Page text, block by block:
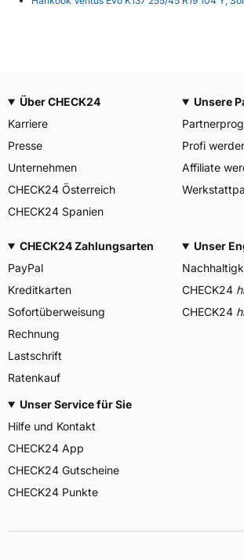
Über CHECK24
Karriere
Presse
Unternehmen
CHECK24 Österreich
CHECK24 Spanien
Unsere
Profi
Affiliate
CHECK24 Zahlungsarten
PayPal
Kreditkarten
Sofortüberweisung
Rechnung
Lastschrift
Ratenkauf
Unser
CHECK24
CHECK24
Unser Service für Sie
Hilfe und Kontakt
CHECK24 App
CHECK24 Gutscheine
CHECK24 Punkte